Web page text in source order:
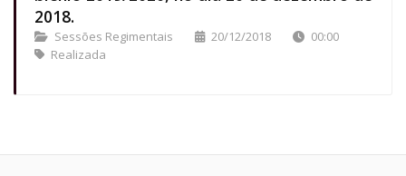
2018.
Sessões Regimentais 20/12/2018
00:00
Realizada